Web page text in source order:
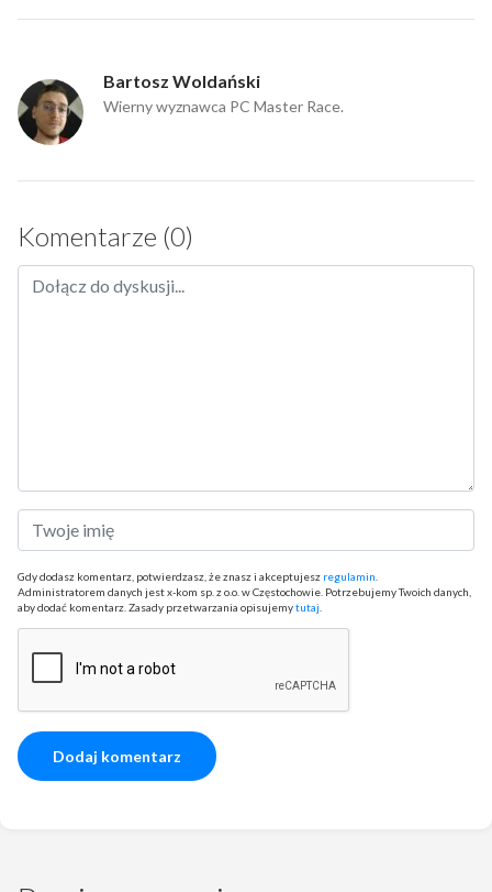
Bartosz Woldański
Wierny wyznawca PC Master Race.
Komentarze (0)
Gdy dodasz komentarz, potwierdzasz, że znasz i akceptujesz regulamin
Administratorem danych jest x-kom sp. z o.o. w Częstochowie. Potrzebujemy Twoich danych,
aby dodać komentarz. Zasady przetwarzania opisujemytutaj